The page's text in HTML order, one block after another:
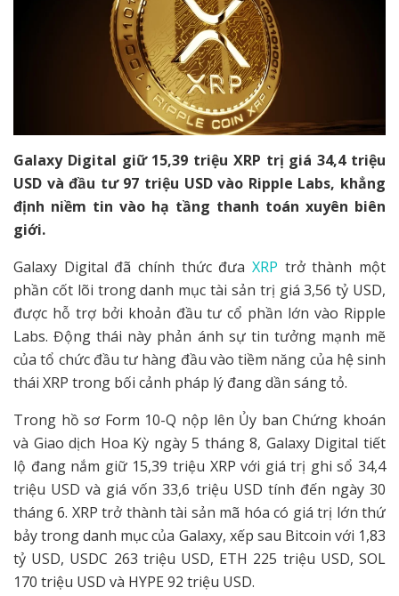
Galaxy Digital giữ 15,39 triệu XRP trị giá 34,4 triệu
USD và đầu tư 97 triệu USD vào Ripple Labs, khẳng
định niềm tin vào hạ tầng thanh toán xuyên biên
giới.
Galaxy Digital đã chính thức đưa XRP trở thành một
phần cốt lõi trong danh mục tài sản trị giá 3,56 tỷ USD,
được hỗ trợ bởi khoản đầu tư cổ phần lớn vào Ripple
Labs. Động thái này phản ánh sự tin tưởng mạnh mẽ
của tổ chức đầu tư hàng đầu vào tiềm năng của hệ sinh
thái XRP trong bối cảnh pháp lý đang dần sáng tỏ.
Trong hồ sơ Form 10-Q nộp lên Ủy ban Chứng khoán
và Giao dịch Hoa Kỳ ngày 5 tháng 8, Galaxy Digital tiết
lộ đang nắm giữ 15,39 triệu XRP với giá trị ghi sổ 34,4
triệu USD và giá vốn 33,6 triệu USD tính đến ngày 30
tháng 6. XRP trở thành tài sản mã hóa có giá trị lớn thứ
bảy trong danh mục của Galaxy, xếp sau Bitcoin với 1,83
tỷ USD, USDC 263 triệu USD, ETH 225 triệu USD, SOL
170 triệu USD và HYPE 92 triệu USD.